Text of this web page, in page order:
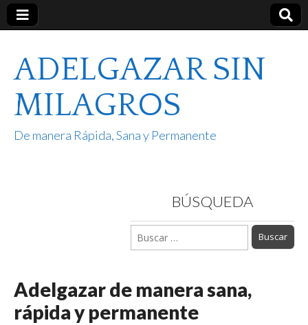
ADELGAZAR SIN
MILAGROS
De manera Rápida, Sana y Permanente
BÚSQUEDA
Buscar:
Adelgazar de manera sana,
rápida y permanente